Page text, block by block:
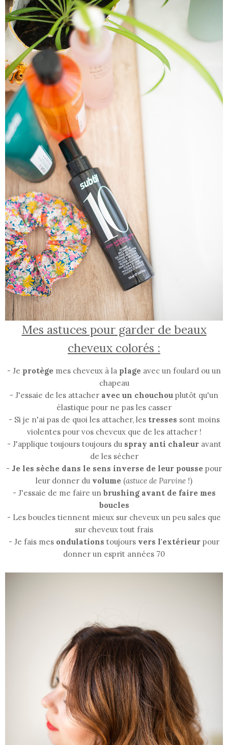
Mes astuces pour garder de beaux
cheveux colorés :
- Je protège mes cheveux à la plage avec un foulard ou un
chapeau
- J'essaie de les attacher avec un chouchou plutôt qu'un
élastique pour ne pas les casser
- Si je n'ai pas de quoi les attacher, les tresses sont moins
violentes pour vos cheveux que de les attacher !
- J'applique toujours toujours du spray anti chaleuravant
de les sécher
- Je les sèche dans le sens inverse de leur pousse pour
leur donner du volume (astuce de Parvine !)
- J'essaie de me faire un brushing avant de faire mes
boucles
- Les boucles tiennent mieux sur cheveux un peu sales que
sur cheveux tout frais
- Je fais mes ondulations toujours vers l'extérieur pour
donner un esprit années 70